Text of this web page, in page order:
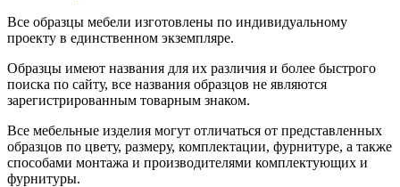
Все образцы мебели изготовлены по индивидуальному
проекту в единственном экземпляре.
Образцы имеют названия для их различия и более быстрого
поиска по сайту, все названия образцов не являются
зарегистрированным товарным знаком.
Все мебельные изделия могут отличаться от представленных
образцов по цвету, размеру, комплектации, фурнитуре, а также
способами монтажа и производителями комплектующих и
фурнитуры.